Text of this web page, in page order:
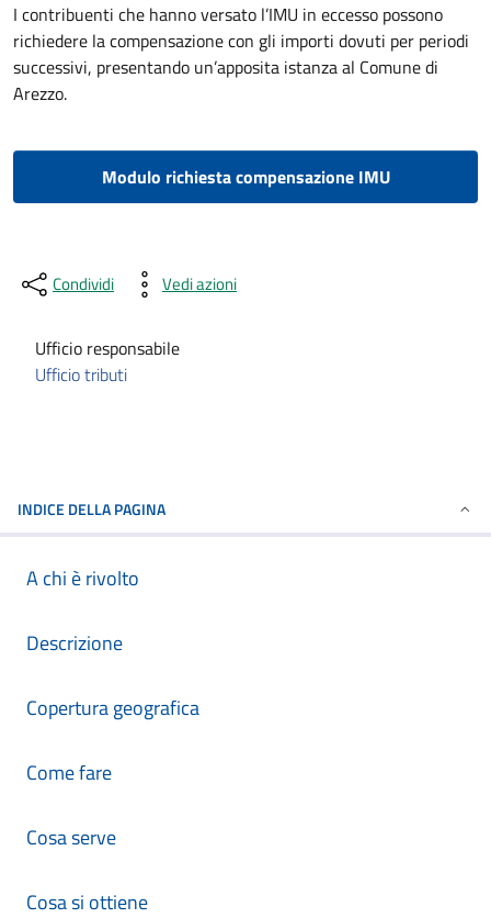
I contribuenti che hanno versato l’IMU in eccesso possono
richiedere la compensazione con gli importi dovuti per periodi
successivi, presentando un’apposita istanza al Comune di
Arezzo.
Modulo richiesta compensazione IMU
Condividi Vedi azioni
Ufficio responsabile
Ufficio tributi
INDICE DELLA PAGINA
A chi è rivolto
Descrizione
Copertura geografica
Come fare
Cosa serve
Cosa si ottiene